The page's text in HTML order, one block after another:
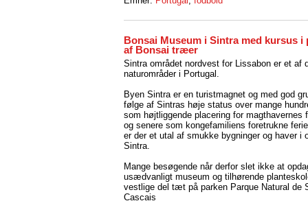
Bonsai Museum i Sintra med kursus i
af Bonsai træer
Sintra området nordvest for Lissabon er et af
naturområder i Portugal.
Byen Sintra er en turistmagnet og med god
følge af Sintras høje status over mange
som højtliggende placering for magthavernes
og senere som kongefamiliens foretrukne
er der et utal af smukke bygninger og haver i
Sintra.
Mange besøgende når derfor slet ikke at
usædvanligt museum og tilhørende
vestlige del tæt på parken Parque Natural de
Cascais